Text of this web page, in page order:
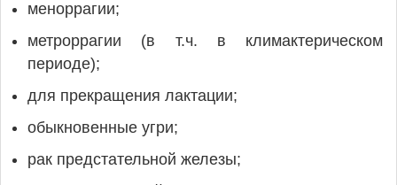
меноррагии;
метроррагии (в т.ч. в климактерическом
периоде);
для прекращения лактации;
обыкновенные угри;
рак предстательной железы;